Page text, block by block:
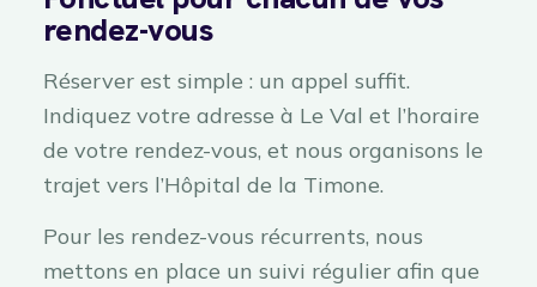
rendez-vous
Réserver est simple : un appel suffit.
Indiquez votre adresse à Le Val et l’horaire
de votre rendez-vous, et nous organisons le
trajet vers l’Hôpital de la Timone.
Pour les rendez-vous récurrents, nous
mettons en place un suivi régulier afin que